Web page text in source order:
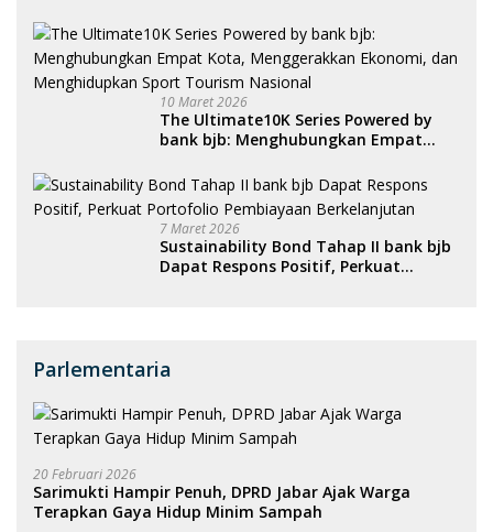
10 Maret 2026
The Ultimate10K Series Powered by
bank bjb: Menghubungkan Empat
Menghidupkan Sport Tourism
Nasional
7 Maret 2026
Sustainability Bond Tahap II bank bjb
Dapat Respons Positif, Perkuat
Parlementaria
20 Februari 2026
Sarimukti Hampir Penuh, DPRD Jabar Ajak Warga
Terapkan Gaya Hidup Minim Sampah